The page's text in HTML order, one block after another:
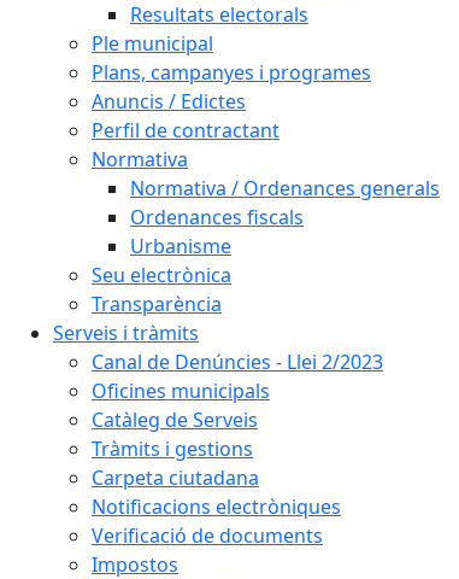
Resultats electorals
Ple municipal
Plans, campanyes i programes
Anuncis / Edictes
Perfil de contractant
Normativa
Normativa / Ordenances generals
Ordenances fiscals
Urbanisme
Seu electrònica
Transparència
Serveis i tràmits
Canal de Denúncies - Llei 2/2023
Oficines municipals
Catàleg de Serveis
Tràmits i gestions
Carpeta ciutadana
Notificacions electròniques
Verificació de documents
Impostos